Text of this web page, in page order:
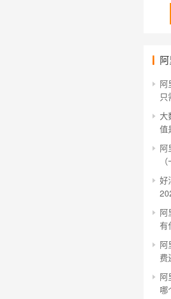
阿
只
大
值
阿
好
阿
有
阿
费
阿
哪